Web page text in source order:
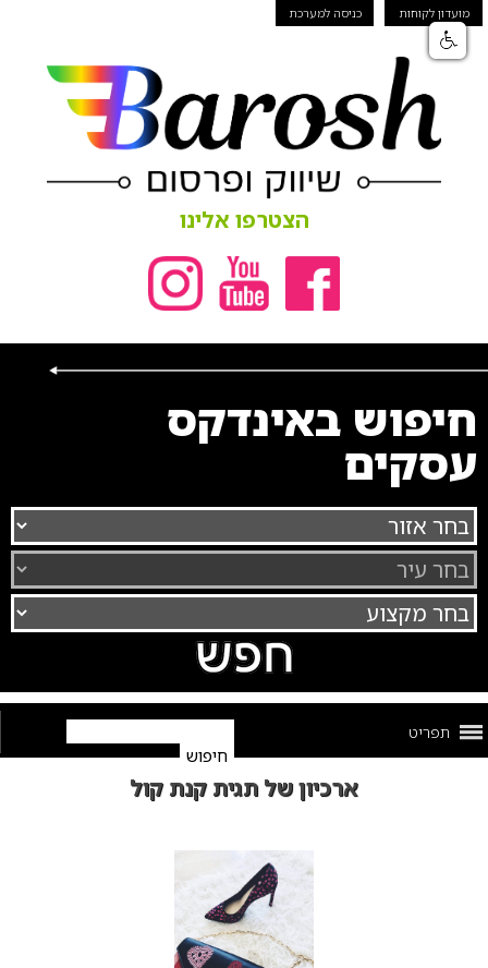
מועדון לקוחות כניסה למערכת
הצטרפו אלינו
חיפוש באינדקס
עסקים
תפריט
ארכיון של תגית קנת קול